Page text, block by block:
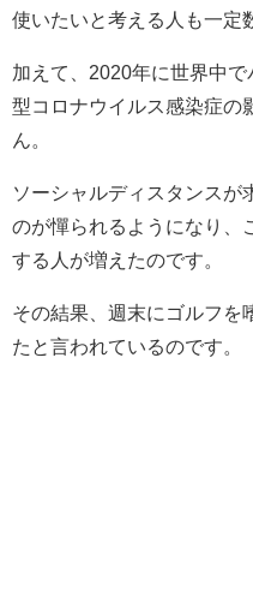
使いたいと考える人も一定
加えて、2020年に世界中
型コロナウイルス感染症の
ん。
ソーシャルディスタンスが
のが憚られるようになり、
する人が増えたのです。
その結果、週末にゴルフを
たと言われているのです。